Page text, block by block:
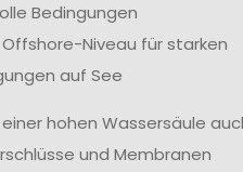
Bedingungen
Offshore-Niveau für starken
auf See
hohen Wassersäule
und Membranen